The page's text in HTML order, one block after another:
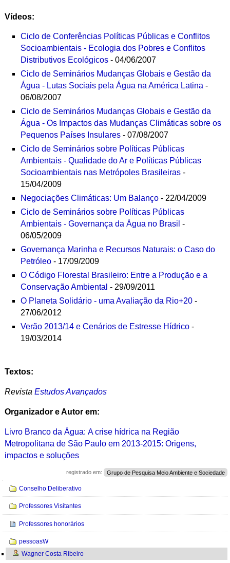
Vídeos:
Ciclo de Conferências Políticas Públicas e Conflitos
Socioambientais - Ecologia dos Pobres e Conflitos
Distributivos Ecológicos- 04/06/2007
Ciclo de Seminários Mudanças Globais e Gestão da
Água - Lutas Sociais pela Água na América Latina -
06/08/2007
Ciclo de Seminários Mudanças Globais e Gestão da
Água - Os Impactos das Mudanças Climáticas sobre os
Pequenos Países Insulares - 07/08/2007
Ciclo de Seminários sobre Políticas Públicas
Ambientais - Qualidade do Ar e Políticas Públicas
Socioambientais nas Metrópoles Brasileiras -
15/04/2009
Negociações Climáticas: Um Balanço - 22/04/2009
Ciclo de Seminários sobre Políticas Públicas
Ambientais - Governança da Água no Brasil-
06/05/2009
Governança Marinha e Recursos Naturais: o Caso do
Petróleo- 17/09/2009
O Código Florestal Brasileiro: Entre a Produção e a
Conservação Ambiental - 29/09/2011
O Planeta Solidário - uma Avaliação da Rio+20 -
27/06/2012
Verão 2013/14 e Cenários de Estresse Hídrico -
19/03/2014
Textos:
Revista Estudos Avançados
Organizador e Autor em:
Livro Branco da Água: A crise hídrica na Região
Metropolitana de São Paulo em 2013-2015: Origens,
impactos e soluções
registrado em: Grupo de Pesquisa Meio Ambiente e Sociedade
Conselho Deliberativo
Professores Visitantes
Professores honorários
pessoasW
Wagner Costa Ribeiro